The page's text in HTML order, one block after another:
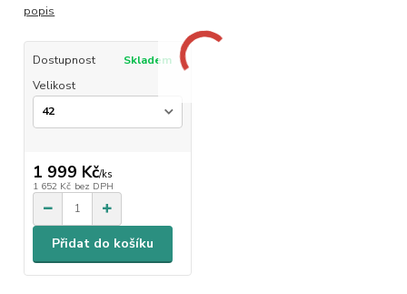
popis
Dostupnost
Skladem
Velikost
1 999 Kč/ks
1 652 Kč bez DPH
Přidat do košíku